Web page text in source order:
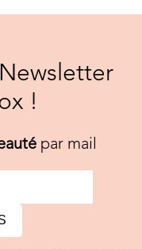
Newsletter
!
par mail